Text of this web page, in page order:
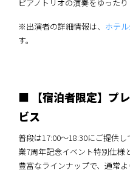
ピアノトリオの演奏をゆったり
※出演者の詳細情報は、 ホテ
す。
■ 【宿泊者限定】プ
ビス
普段は17:00〜18:30にご提供
業7周年記念イベント特別仕様
豊富なラインナップで、通常